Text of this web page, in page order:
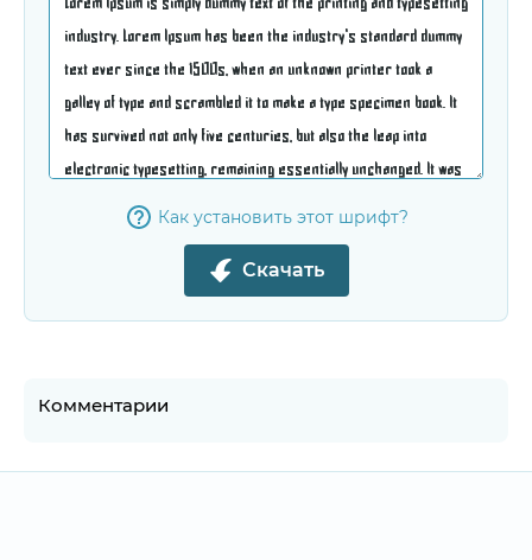
Как установить этот шрифт?
Скачать
Комментарии